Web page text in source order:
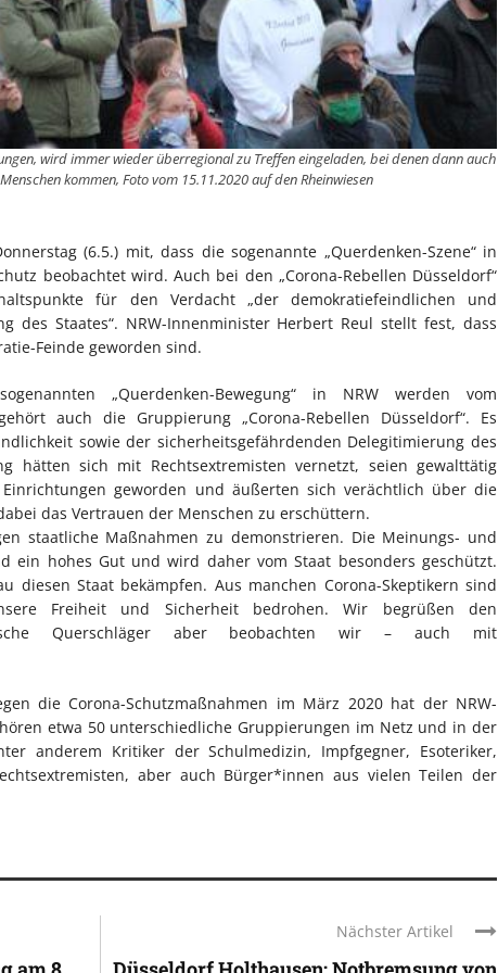
wird immer wieder überregional zu Treffen eingeladen, bei denen dann auch
kommen, Foto vom 15.11.2020 auf den Rheinwiesen
(6.5.) mit, dass die sogenannte „Querdenken-Szene“ in
beobachtet wird. Auch bei den „Corona-Rebellen Düsseldorf“
für den Verdacht „der demokratiefeindlichen und
des Staates“. NRW-Innenminister Herbert Reul stellt fest, dass
Feinde geworden sind.
„Querdenken-Bewegung“ in NRW werden vom
auch die Gruppierung „Corona-Rebellen Düsseldorf“. Es
sowie der sicherheitsgefährdenden Delegitimierung des
hätten sich mit Rechtsextremisten vernetzt, seien gewalttätig
geworden und äußerten sich verächtlich über die
das Vertrauen der Menschen zu erschüttern.
staatliche Maßnahmen zu demonstrieren. Die Meinungs- und
ein hohes Gut und wird daher vom Staat besonders geschützt.
diesen Staat bekämpfen. Aus manchen Corona-Skeptikern sind
Freiheit und Sicherheit bedrohen. Wir begrüßen den
Querschläger aber beobachten wir – auch mit
die Corona-Schutzmaßnahmen im März 2020 hat der NRW-
etwa 50 unterschiedliche Gruppierungen im Netz und in der
anderem Kritiker der Schulmedizin, Impfgegner, Esoteriker,
aber auch Bürger*innen aus vielen Teilen der
Nächster Artikel